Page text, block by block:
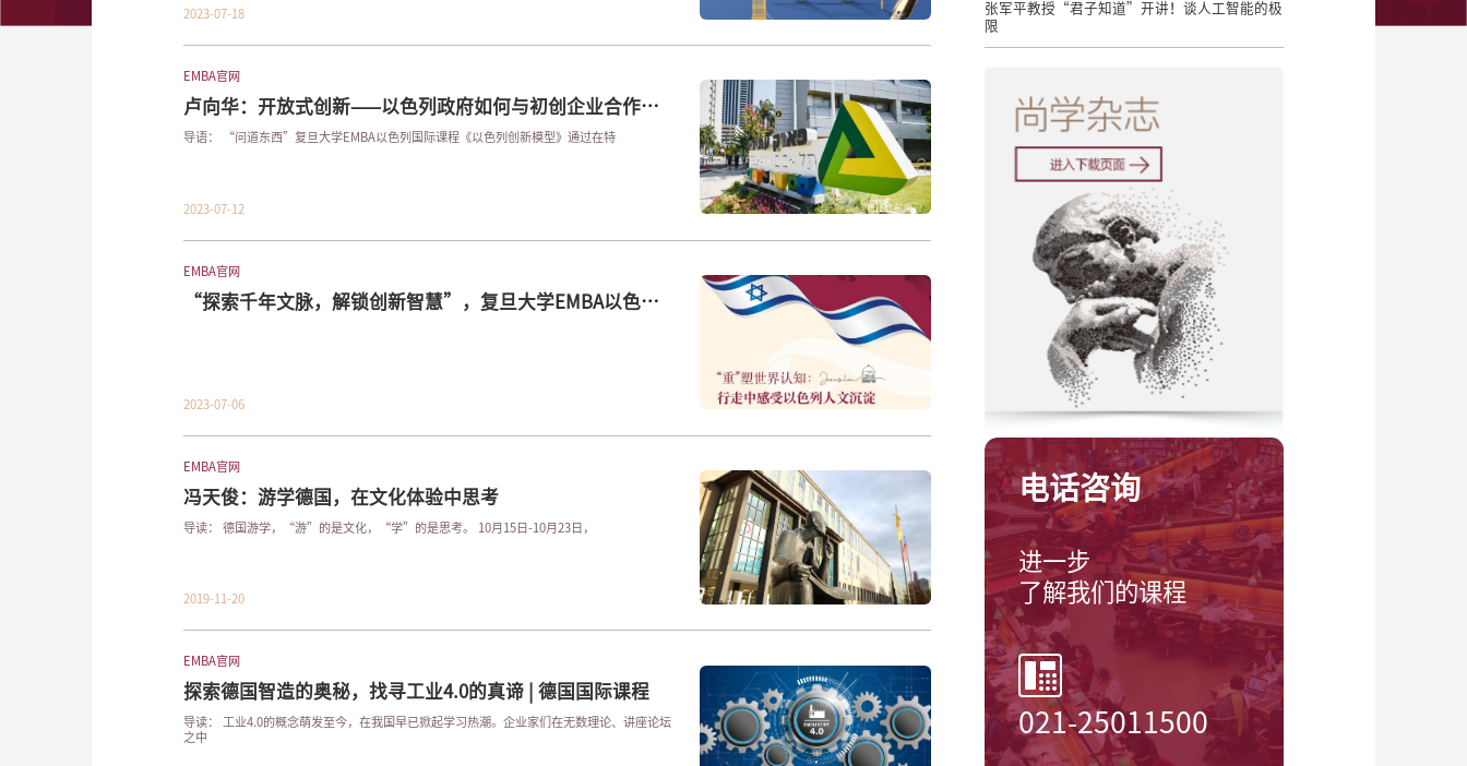
2023-07-18
EMBA官网
卢向华：开放式创新——以色列政府如何与初创企业合作提
升城市管理...
导语： “问道东西”复旦大学EMBA以色列国际课程《以色列创新模型》通过在特
2023-07-12
EMBA官网
“探索千年文脉，解锁创新智慧”，复旦大学EMBA以色列
2023-07-06
EMBA官网
冯天俊：游学德国，在文化体验中思考
导读： 德国游学，“游”的是文化，“学”的是思考。 10月15日-10月23日，
2019-11-20
EMBA官网
探索德国智造的奥秘，找寻工业4.0的真谛 | 德国国际课程
导读： 工业4.0的概念萌发至今，在我国早已掀起学习热潮。企业家们在无数理论、讲座论坛
之中
张军平教授“君子知道”开讲！谈人工智能的极
限
电话咨询
进一步
了解我们的课程
021-25011500